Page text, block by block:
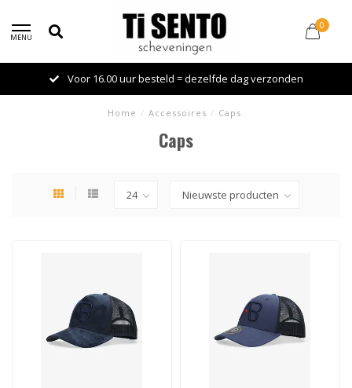
MENU
0
Voor 16.00 uur besteld = dezelfde dag verzonden
Home / Accessoires / Caps
Caps